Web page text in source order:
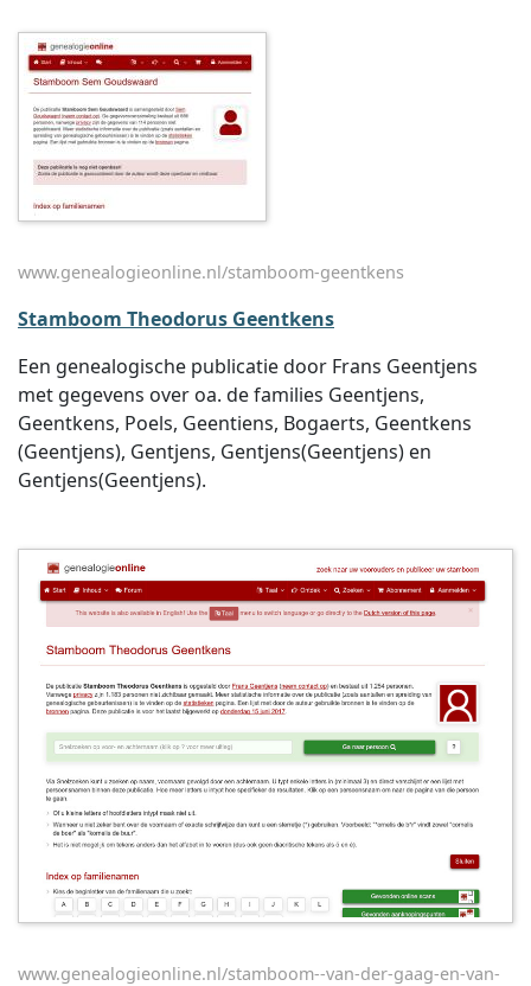
www.genealogieonline.nl/stamboom-geentkens
Stamboom Theodorus Geentkens
Een genealogische publicatie door Frans Geentjens
met gegevens over oa. de families Geentjens,
Geentkens, Poels, Geentiens, Bogaerts, Geentkens
(Geentjens), Gentjens, Gentjens(Geentjens) en
Gentjens(Geentjens).
www.genealogieonline.nl/stamboom--van-der-gaag-en-van-